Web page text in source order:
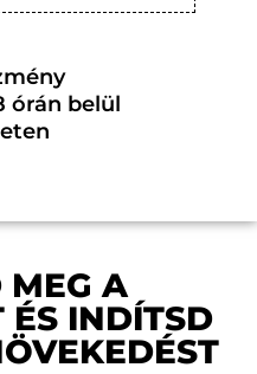
órán belül
MEG A
INDÍTSD